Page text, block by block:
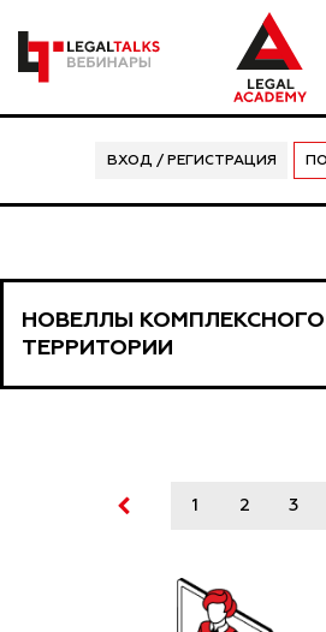
ВХОД / РЕГИСТРАЦИЯ
НОВЕЛЛЫ
ТЕРРИТОРИИ
1 2 3